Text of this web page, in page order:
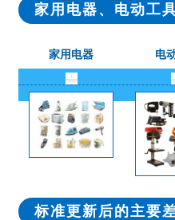
家用电器、电动工
家用电器 电
标准更新后的主要